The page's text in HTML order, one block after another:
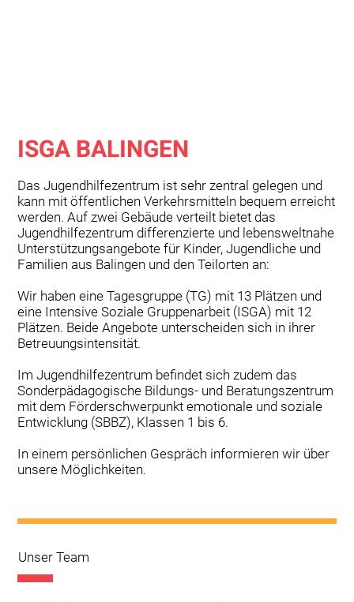
ISGA BALINGEN
Das Jugendhilfezentrum ist sehr zentral gelegen und
kann mit öffentlichen Verkehrsmitteln bequem erreicht
werden. Auf zwei Gebäude verteilt bietet das
Jugendhilfezentrum differenzierte und lebensweltnahe
Unterstützungsangebote für Kinder, Jugendliche und
Familien aus Balingen und den Teilorten an:
Wir haben eine Tagesgruppe (TG) mit 13 Plätzen und
eine Intensive Soziale Gruppenarbeit (ISGA) mit 12
Plätzen. Beide Angebote unterscheiden sich in ihrer
Betreuungsintensität.
Im Jugendhilfezentrum befindet sich zudem das
Sonderpädagogische Bildungs- und Beratungszentrum
mit dem Förderschwerpunkt emotionale und soziale
Entwicklung (SBBZ), Klassen 1 bis 6.
In einem persönlichen Gespräch informieren wir über
unsere Möglichkeiten.
Unser Team